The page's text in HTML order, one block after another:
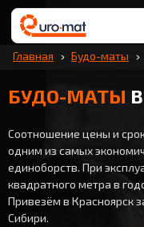
Главная Будо-маты
БУДО-МАТЫ
Соотношение цены и
одним из самых
единоборств. При
квадратного метра в
Привезём в Красноярск
Сибири.